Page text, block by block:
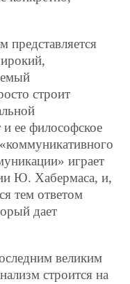
представляется
строит
ее философское
играет
Ю. Хабермаса, и,
тем ответом
дает
великим
строится на